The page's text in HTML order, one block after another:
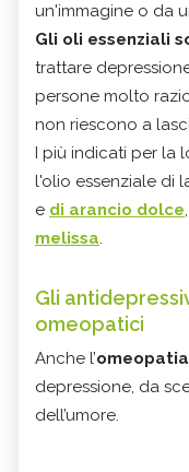
un'immagine o da
Gli oli essenziali
trattare
persone molto
non riescono a
I più indicati per la
l'olio essenziale di
e di arancio dolce
melissa.
Gli
omeopatici
Anche l’omeopatia
depressione, da
dell’umore.